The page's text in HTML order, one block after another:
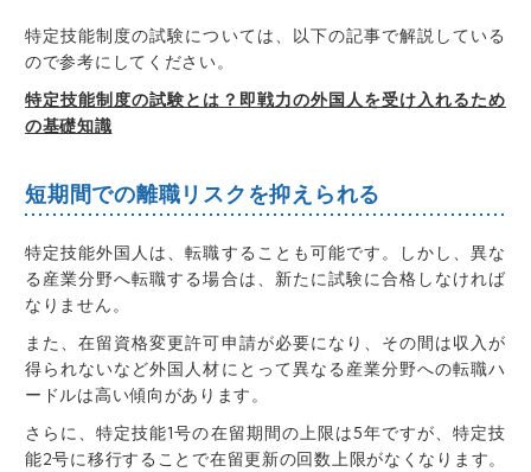
特定技能制度の試験については、以下の記事で解説している
ので参考にしてください。
特定技能制度の試験とは？即戦力の外国人を受け入れるため
の基礎知識
短期間での離職リスクを抑えられる
特定技能外国人は、転職することも可能です。しかし、異な
る産業分野へ転職する場合は、新たに試験に合格しなければ
なりません。
また、在留資格変更許可申請が必要になり、 その間は収入が
得られないなど外国人材にとって異なる産業分野への転職ハ
ードルは高い傾向があります。
さらに、特定技能1号の在留期間の上限は5年ですが、特定技
能2号に移行することで在留更新の回数上限がなくなります。